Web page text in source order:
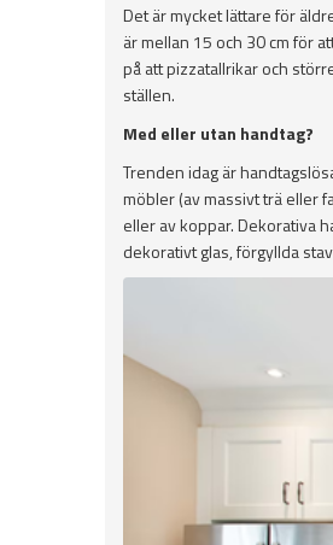
Det är mycket lättare för
är mellan 15 och 30 cm för
på att pizzatallrikar och
ställen.
Med eller utan handtag?
Trenden idag är
möbler (av massivt trä eller
eller av koppar. Dekorativa
dekorativt glas, förgyllda